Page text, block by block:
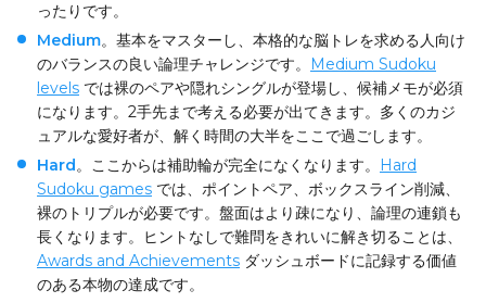
ったりです。
Medium。基本をマスターし、本格的な脳トレを求める人向け
のバランスの良い論理チャレンジです。
Medium Sudoku
levels では裸のペアや隠れシングルが登場し、候補メモが必須
になります。2手先まで考える必要が出てきます。多くのカジ
ュアルな愛好者が、解く時間の大半をここで過ごします。
Hard。ここからは補助輪が完全になくなります。
Hard
Sudoku games では、ポイントペア、ボックスライン削減、
裸のトリプルが必要です。盤面はより疎になり、論理の連鎖も
長くなります。ヒントなしで難問をきれいに解き切ることは、
Awards and Achievements ダッシュボードに記録する価値
のある本物の達成です。